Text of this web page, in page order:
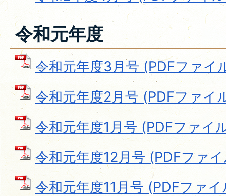
令和元年度
令和元年度3月号 (PDFファイ
令和元年度2月号 (PDFファイ
令和元年度1月号 (PDFファイ
令和元年度12月号 (PDFファ
令和元年度11月号 (PDFファ